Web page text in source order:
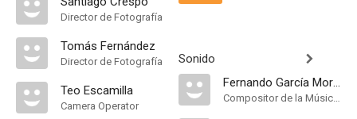
Director de Fotografía
Tomás Fernández
Director de Fotografía
Teo Escamilla
Camera Operator
Sonido
Fernando García Morcillo
Compositor de la Música Original, Música